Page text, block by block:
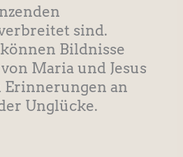
sind.
Bildnisse
Maria und Jesus
Erinnerungen an
Unglücke.